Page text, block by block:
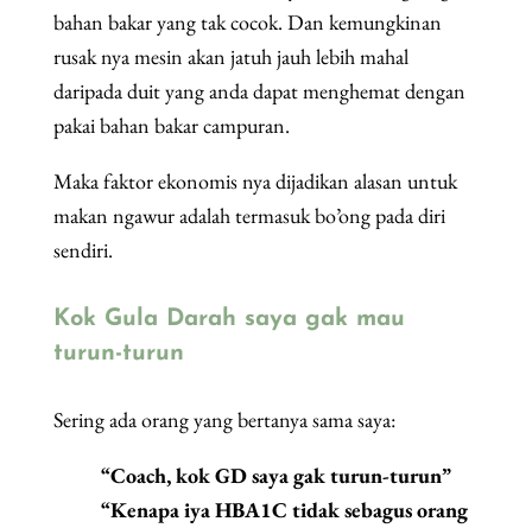
bahan bakar yang tak cocok. Dan kemungkinan
rusak nya mesin akan jatuh jauh lebih mahal
daripada duit yang anda dapat menghemat dengan
pakai bahan bakar campuran.
Maka faktor ekonomis nya dijadikan alasan untuk
makan ngawur adalah termasuk bo’ong pada diri
sendiri.
Kok Gula Darah saya gak mau
turun-turun
Sering ada orang yang bertanya sama saya:
“Coach, kok GD saya gak turun-turun”
“Kenapa iya HBA1C tidak sebagus orang